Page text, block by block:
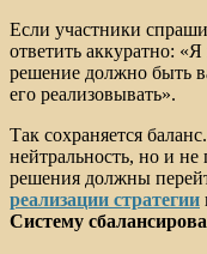
Если участники
ответить аккуратно:
решение должно быть
его реализовывать».
Так сохраняется
нейтральность, но и
решения должны
реализации стратегии
Систему